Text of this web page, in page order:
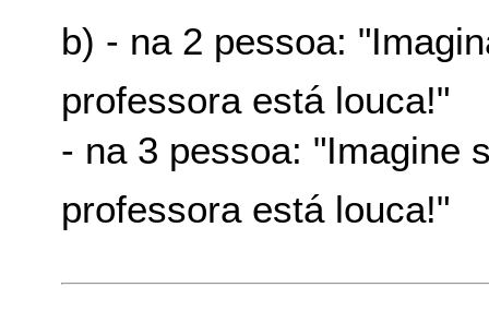
b) - na 2 pessoa:
professora está louca!"
- na 3 pessoa: "Imagine
professora está louca!"